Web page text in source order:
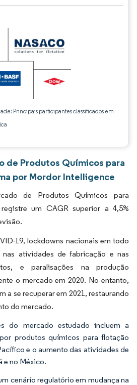
Principais participantes classificados em
de Produtos Químicos para
por Mordor Intelligence
de Produtos Químicos para
um CAGR superior a 4,5%
19, lockdowns nacionais em todo
atividades de fabricação e nas
e paralisações na produção
o mercado em 2020. No entanto,
a se recuperar em 2021, restaurando
do mercado.
do mercado estudado incluem a
produtos químicos para flotação
e o aumento das atividades de
e no México.
cenário regulatório em mudança na